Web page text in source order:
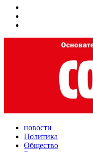
новости
Политика
Общество